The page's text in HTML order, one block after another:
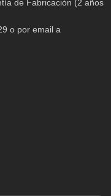
de Fabricación (2 años
o por email a